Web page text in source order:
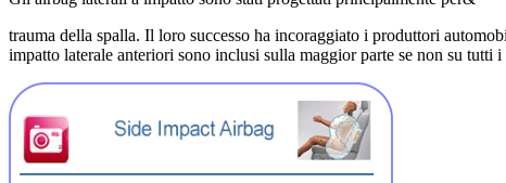
trauma della spalla. Il loro successo ha incoraggiato i produttori
impatto laterale anteriori sono inclusi sulla maggior parte se non su tutti